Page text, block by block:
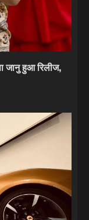
जानु हुआ रिलीज,